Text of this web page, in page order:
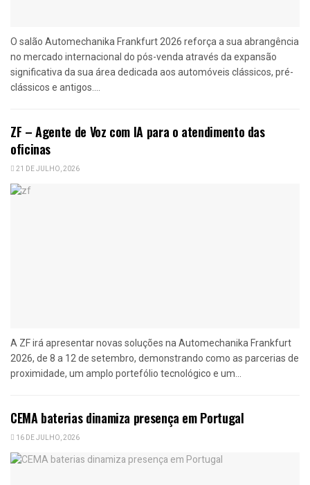
O salão Automechanika Frankfurt 2026 reforça a sua abrangência
no mercado internacional do pós-venda através da expansão
significativa da sua área dedicada aos automóveis clássicos, pré-
clássicos e antigos....
ZF – Agente de Voz com IA para o atendimento das
oficinas
21 DE JULHO, 2026
A ZF irá apresentar novas soluções na Automechanika Frankfurt
2026, de 8 a 12 de setembro, demonstrando como as parcerias de
proximidade, um amplo portefólio tecnológico e um...
CEMA baterias dinamiza presença em Portugal
16 DE JULHO, 2026